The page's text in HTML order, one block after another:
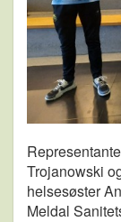
Trojanowski
helsesøster
Meldal